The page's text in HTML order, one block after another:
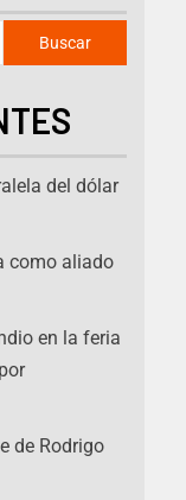
Buscar
del dólar
como aliado
en la feria
de Rodrigo